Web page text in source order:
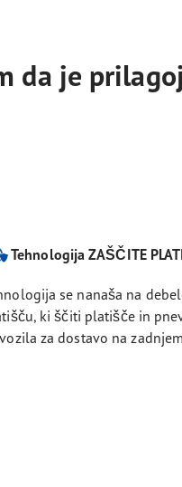
da je
Tehnologija ZAŠČITE
se nanaša na
ki ščiti platišče in
za dostavo na